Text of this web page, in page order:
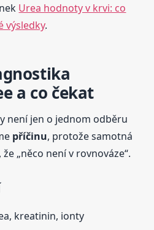
Urea hodnoty v krvi: co
výsledky.
a co čekat
není jen o jednom odběru
příčinu, protože samotná
„něco není v rovnováze“.
kreatinin, ionty